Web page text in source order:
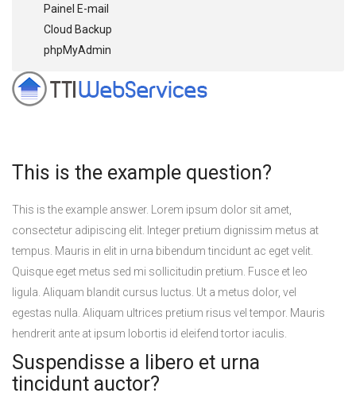
Painel E-mail
Cloud Backup
phpMyAdmin
This is the example question?
This is the example answer. Lorem ipsum dolor sit amet,
consectetur adipiscing elit. Integer pretium dignissim metus at
tempus. Mauris in elit in urna bibendum tincidunt ac eget velit.
Quisque eget metus sed mi sollicitudin pretium. Fusce et leo
ligula. Aliquam blandit cursus luctus. Ut a metus dolor, vel
egestas nulla. Aliquam ultrices pretium risus vel tempor. Mauris
hendrerit ante at ipsum lobortis id eleifend tortor iaculis.
Suspendisse a libero et urna
tincidunt auctor?